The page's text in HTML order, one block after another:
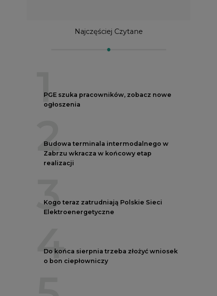
Najczęściej Czytane
1
PGE szuka pracowników, zobacz nowe
ogłoszenia
2
Budowa terminala intermodalnego w
Zabrzu wkracza w końcowy etap
realizacji
3
Kogo teraz zatrudniają Polskie Sieci
Elektroenergetyczne
4
Do końca sierpnia trzeba złożyć wniosek
o bon ciepłowniczy